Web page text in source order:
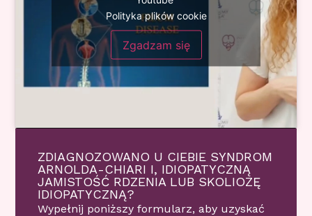
Polityka plików cookie
Zgadzam się
ZDIAGNOZOWANO U CIEBIE SYNDROM
ARNOLDA-CHIARI I, IDIOPATYCZNĄ
JAMISTOŚĆ RDZENIA LUB SKOLIOZĘ
IDIOPATYCZNĄ?
Wypełnij poniższy formularz, aby uzyskać